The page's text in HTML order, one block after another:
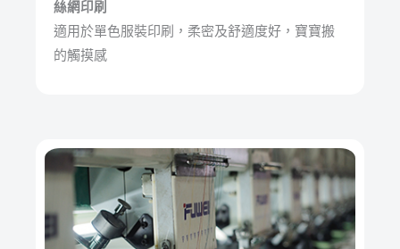
絲網印刷
適用於單色服裝印刷，柔密及舒適度好，寶寶搬
的觸摸感